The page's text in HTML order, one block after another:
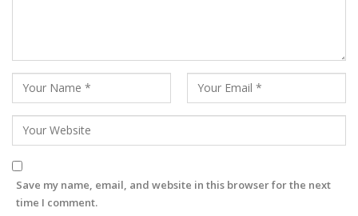
Save my name, email, and website in this browser for the next
time I comment.